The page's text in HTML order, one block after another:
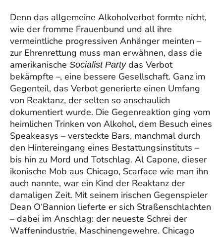
Denn das allgemeine Alkoholverbot formte nicht,
wie der fromme Frauenbund und all ihre
vermeintliche progressiven Anhänger meinten –
zur Ehrenrettung muss man erwähnen, dass die
amerikanische Socialist Partydas Verbot
bekämpfte –, eine bessere Gesellschaft. Ganz im
Gegenteil, das Verbot generierte einen Umfang
von Reaktanz, der selten so anschaulich
dokumentiert wurde. Die Gegenreaktion ging vom
heimlichen Trinken von Alkohol, dem Besuch eines
Speakeasys – versteckte Bars, manchmal durch
den Hintereingang eines Bestattungsinstituts –
bis hin zu Mord und Totschlag. Al Capone, dieser
ikonische Mob aus Chicago, Scarface wie man ihn
auch nannte, war ein Kind der Reaktanz der
damaligen Zeit. Mit seinem irischen Gegenspieler
Dean O‘Bannion lieferte er sich Straßenschlachten
– dabei im Anschlag: der neueste Schrei der
Waffenindustrie, Maschinengewehre. Chicago